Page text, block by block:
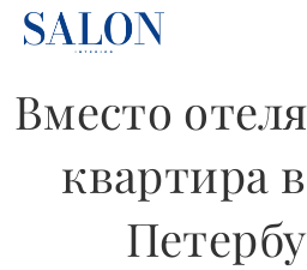
Вместо
квартира